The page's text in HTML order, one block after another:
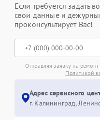
Если требуется задать
свои данные и
проконсультирует Вас!
Отправляя заявку на
Политикой
Адрес сервисного
г. Калининград,